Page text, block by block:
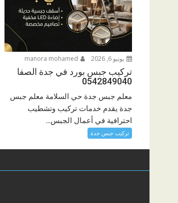
يونيو 6, 2026
تركيب جبس بورد في جدة الصفا
0542849040
معلم جبس جدة حي السلامة معلم جبس
جدة يقدم خدمات تركيب وتشطيب
احترافية في أعمال الجبس...
تركيب جبس جدة